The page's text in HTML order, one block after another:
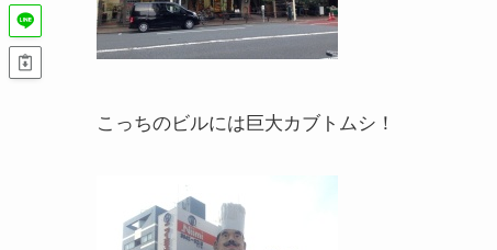
こっちのビルには巨大カブトムシ！